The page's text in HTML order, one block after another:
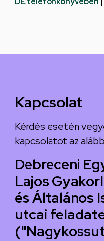
Kapcsolat
Kérdés esetén
kapcsolatot az
Debreceni
Lajos
és Általános
utcai